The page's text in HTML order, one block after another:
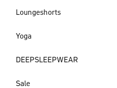
Loungeshorts
Yoga
DEEPSLEEPWEAR
Sale